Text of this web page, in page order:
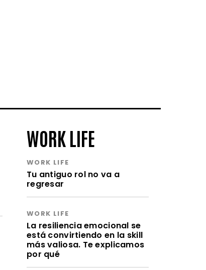
WORK LIFE
WORK LIFE
Tu antiguo rol no va a
regresar
WORK LIFE
La resiliencia emocional se
está convirtiendo en la skill
más valiosa. Te explicamos
por qué